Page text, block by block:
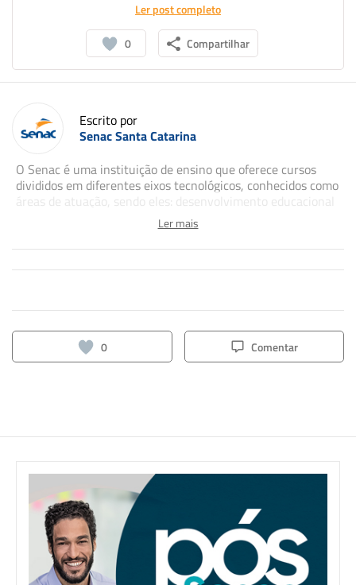
Ler post completo
0 Compartilhar
Escrito por
Senac Santa Catarina
O Senac é uma instituição de ensino que oferece cursos
divididos em diferentes eixos tecnológicos, conhecidos como
e social; ambiente e saúde; gestão e negócios; turismo,
hospitalidade e lazer; informação e comunicação;
infraestrutura; produção alimentícia; produção cultural e
design; recursos naturais; e segurança. Esses eixos
contribuindo com o crescimento de Santa Catarina.
Ler mais
0 Comentar